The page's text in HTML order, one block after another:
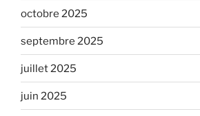
octobre 2025
septembre 2025
juillet 2025
juin 2025